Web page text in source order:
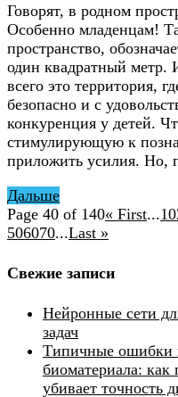
Говорят, в родном
Особенно младенцам!
пространство,
один квадратный метр.
всего это территория,
безопасно и с
конкуренция у детей.
стимулирующую к
приложить усилия. Но,
Дальше
Page 40 of 140« First...10
506070...Last »
Свежие записи
Нейронные сети
задач
Типичные ошибки
биоматериала: как
убивает точность